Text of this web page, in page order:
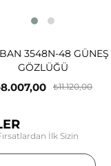
3548N-48 GÜNEŞ
GÖZLÜĞÜ
₺11.120,00
İlk Sizin